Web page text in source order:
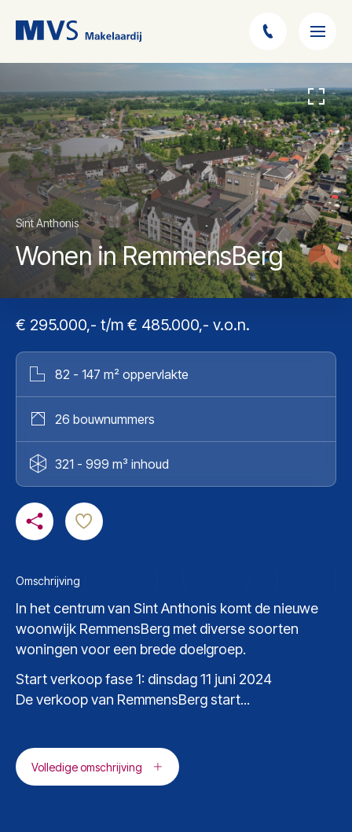
Sint Anthonis
Wonen in RemmensBerg
€ 295.000,- t/m € 485.000,- v.o.n.
82 - 147 m² oppervlakte
26 bouwnummers
321 - 999 m³ inhoud
Omschrijving
In het centrum van Sint Anthonis komt de nieuwe
woonwijk RemmensBerg met diverse soorten
woningen voor een brede doelgroep.
Start verkoop fase 1: dinsdag 11 juni 2024
De verkoop van RemmensBerg start...
Volledige omschrijving